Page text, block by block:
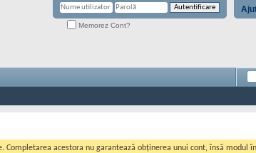
Memorez Cont?
acestora nu garantează obținerea unui cont, însă modul